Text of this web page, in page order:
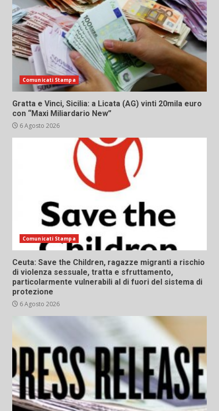
Comunicati Stampa
Gratta e Vinci, Sicilia: a Licata (AG) vinti 20mila euro
con “Maxi Miliardario New”
6 Agosto 2026
Comunicati Stampa
Ceuta: Save the Children, ragazze migranti a rischio
di violenza sessuale, tratta e sfruttamento,
particolarmente vulnerabili al di fuori del sistema di
protezione
6 Agosto 2026